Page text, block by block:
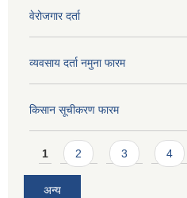
वेरोजगार दर्ता
व्यवसाय दर्ता नमुना फारम
किसान सूचीकरण फारम
Pages
1 2 3 4
अन्य